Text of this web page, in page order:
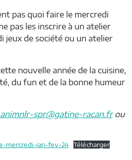
pas quoi faire le mercredi
pas les inscrire à un atelier
jeux de société ou un atelier
nouvelle année de la cuisine,
du fun et de la bonne humeur
animnlr-spr@gatine-racan.frou
mercredi-jan-fev-24 Télécharger